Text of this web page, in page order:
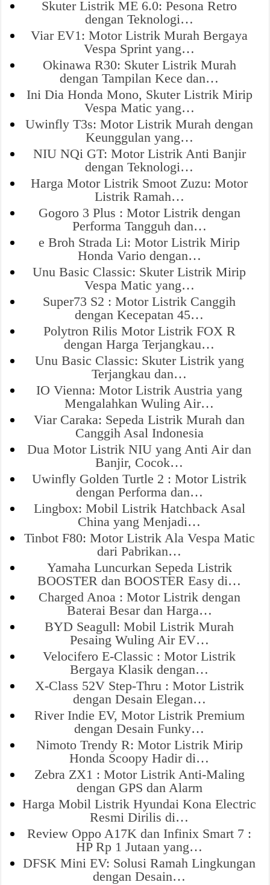
Skuter Listrik ME 6.0: Pesona Retro
dengan Teknologi…
Viar EV1: Motor Listrik Murah Bergaya
Vespa Sprint yang…
Okinawa R30: Skuter Listrik Murah
dengan Tampilan Kece dan…
Ini Dia Honda Mono, Skuter Listrik Mirip
Vespa Matic yang…
Uwinfly T3s: Motor Listrik Murah dengan
Keunggulan yang…
NIU NQi GT: Motor Listrik Anti Banjir
dengan Teknologi…
Harga Motor Listrik Smoot Zuzu: Motor
Listrik Ramah…
Gogoro 3 Plus : Motor Listrik dengan
Performa Tangguh dan…
e Broh Strada Li: Motor Listrik Mirip
Honda Vario dengan…
Unu Basic Classic: Skuter Listrik Mirip
Vespa Matic yang…
Super73 S2 : Motor Listrik Canggih
dengan Kecepatan 45…
Polytron Rilis Motor Listrik FOX R
dengan Harga Terjangkau…
Unu Basic Classic: Skuter Listrik yang
Terjangkau dan…
IO Vienna: Motor Listrik Austria yang
Mengalahkan Wuling Air…
Viar Caraka: Sepeda Listrik Murah dan
Canggih Asal Indonesia
Dua Motor Listrik NIU yang Anti Air dan
Banjir, Cocok…
Uwinfly Golden Turtle 2 : Motor Listrik
dengan Performa dan…
Lingbox: Mobil Listrik Hatchback Asal
China yang Menjadi…
Tinbot F80: Motor Listrik Ala Vespa Matic
dari Pabrikan…
Yamaha Luncurkan Sepeda Listrik
BOOSTER dan BOOSTER Easy di…
Charged Anoa : Motor Listrik dengan
Baterai Besar dan Harga…
BYD Seagull: Mobil Listrik Murah
Pesaing Wuling Air EV…
Velocifero E-Classic : Motor Listrik
Bergaya Klasik dengan…
X-Class 52V Step-Thru : Motor Listrik
dengan Desain Elegan…
River Indie EV, Motor Listrik Premium
dengan Desain Funky…
Nimoto Trendy R: Motor Listrik Mirip
Honda Scoopy Hadir di…
Zebra ZX1 : Motor Listrik Anti-Maling
dengan GPS dan Alarm
Harga Mobil Listrik Hyundai Kona Electric
Resmi Dirilis di…
Review Oppo A17K dan Infinix Smart 7 :
HP Rp 1 Jutaan yang…
DFSK Mini EV: Solusi Ramah Lingkungan
dengan Desain…